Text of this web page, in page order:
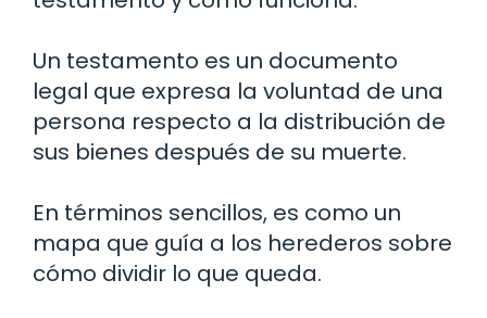
Un testamento es un documento
legal que expresa la voluntad de una
persona respecto a la distribución de
sus bienes después de su muerte.
En términos sencillos, es como un
mapa que guía a los herederos sobre
cómo dividir lo que queda.